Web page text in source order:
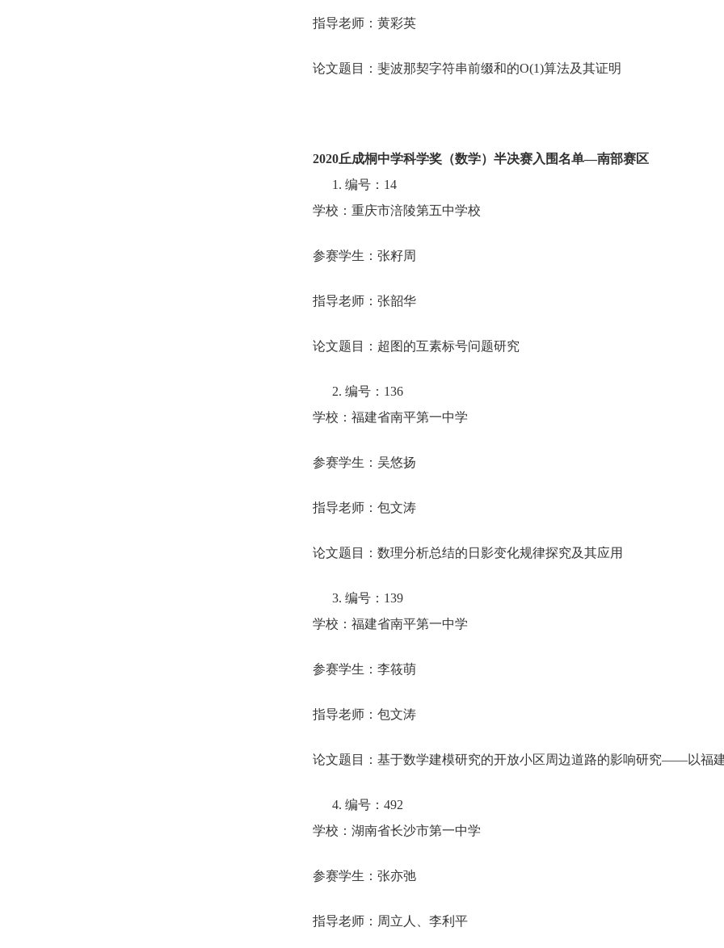
指导老师：黄彩英
论文题目：斐波那契字符串前缀和的O(1)算法及其证明
2020丘成桐中学科学奖（数学）半决赛入围名单—南部赛区
1. 编号： 14
学校：重庆市涪陵第五中学校
参赛学生：张籽周
指导老师：张韶华
论文题目：超图的互素标号问题研究
2. 编号： 136
学校：福建省南平第一中学
参赛学生：吴悠扬
指导老师：包文涛
论文题目：数理分析总结的日影变化规律探究及其应用
3. 编号： 139
学校：福建省南平第一中学
参赛学生：李筱萌
指导老师：包文涛
论文题目：基于数学建模研究的开放小区周边道路的影响研究——以福
4. 编号： 492
学校：湖南省长沙市第一中学
参赛学生：张亦弛
指导老师：周立人、李利平